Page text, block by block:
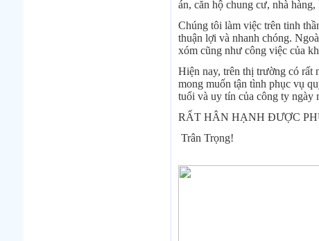
án, căn hộ chung cư, nhà
Chúng tôi làm việc trên tinh
thuận lợi và nhanh chóng.
xóm cũng như công việc của
Hiện nay, trên thị trường có rất
mong muốn tận tình phục vụ
tuổi và uy tín của công ty ngày
RẤT HÂN HẠNH ĐƯỢC
Trân Trọng!